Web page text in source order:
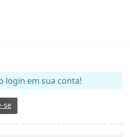
login em sua conta!
se